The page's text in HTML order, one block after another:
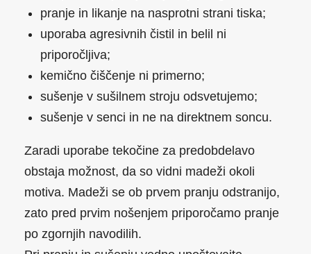
pranje in likanje na nasprotni strani tiska;
uporaba agresivnih čistil in belil ni
priporočljiva;
kemično čiščenje ni primerno;
sušenje v sušilnem stroju odsvetujemo;
sušenje v senci in ne na direktnem soncu.
Zaradi uporabe tekočine za predobdelavo
obstaja možnost, da so vidni madeži okoli
motiva. Madeži se ob prvem pranju odstranijo,
zato pred prvim nošenjem priporočamo pranje
po zgornjih navodilih.